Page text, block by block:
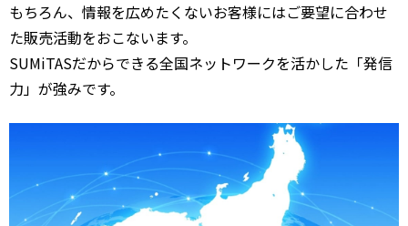
もちろん、情報を広めたくないお客様にはご要望に合わせ
た販売活動をおこないます。
SUMiTASだからできる全国ネットワークを活かした「発信
力」が強みです。